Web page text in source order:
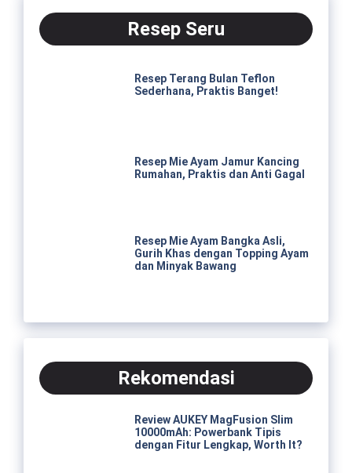
Resep Seru
Resep Terang Bulan Teflon
Sederhana, Praktis Banget!
Resep Mie Ayam Jamur Kancing
Rumahan, Praktis dan Anti Gagal
Resep Mie Ayam Bangka Asli,
Gurih Khas dengan Topping Ayam
dan Minyak Bawang
Rekomendasi
Review AUKEY MagFusion Slim
10000mAh: Powerbank Tipis
dengan Fitur Lengkap, Worth It?